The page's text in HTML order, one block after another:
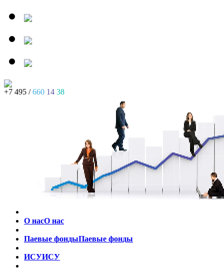
+7 495 / 660 14 38
О насО нас
Паевые фондыПаевые фонды
ИСУИСУ